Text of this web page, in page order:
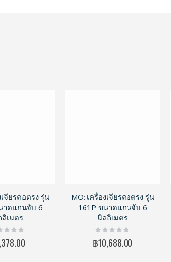
เจียรคอตรง รุ่น
าดแกนจับ 6
ลิเมตร
MO: เครื่องเจียรคอตรง รุ่น
161P ขนาดแกนจับ 6
มิลลิเมตร
Rating:
0%
฿10,688.00